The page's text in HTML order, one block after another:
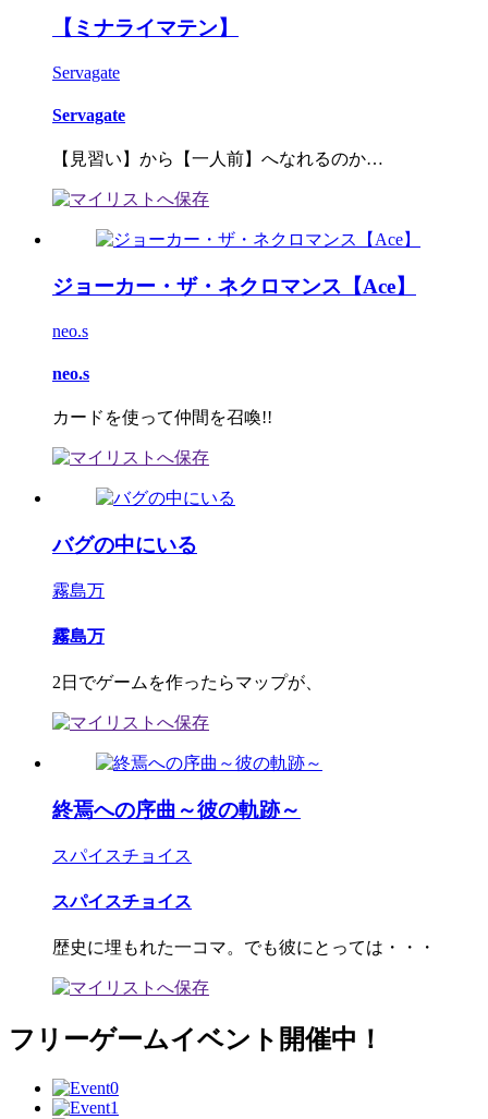
【ミナライマテン】
Servagate
Servagate
【見習い】から【一人前】へなれるのか…
ジョーカー・ザ・ネクロマンス【Ace】
neo.s
neo.s
カードを使って仲間を召喚!!
バグの中にいる
霧島万
霧島万
2日でゲームを作ったらマップが、
終焉への序曲～彼の軌跡～
スパイスチョイス
スパイスチョイス
歴史に埋もれた一コマ。でも彼にとっては・・・
フリーゲームイベント開催中！